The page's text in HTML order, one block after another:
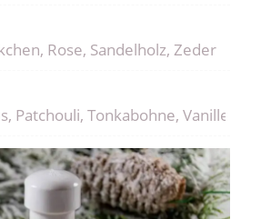
Rose, Sandelholz, Zeder
Patchouli, Tonkabohne, Vanille